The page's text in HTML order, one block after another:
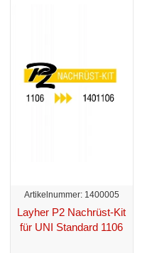
Artikelnummer: 1400005
Layher P2 Nachrüst-Kit
für UNI Standard 1106